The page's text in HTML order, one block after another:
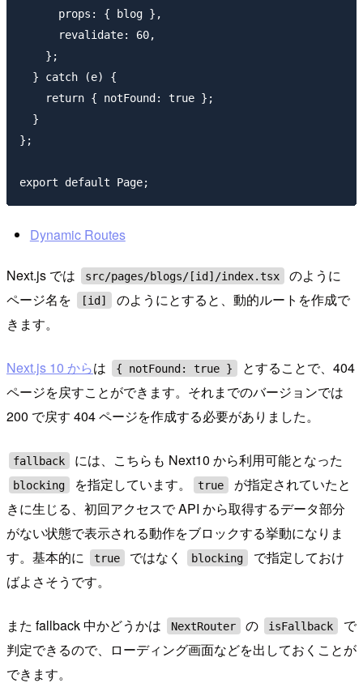
      props: { blog },
      revalidate: 60,
    };
  } catch (e) {
    return { notFound: true };
  }
};
Dynamic Routes
Next.js では src/pages/blogs/[id]/index.tsx
のように
ページ名を
[id]
のようにとすると、動的ルートを作成で
きます。
Next.js 10 からは { notFound: true }
とすることで、404
ページを戻すことができます。それまでのバージョンでは
200 で戻す 404 ページを作成する必要がありました。
fallback には、こちらも Next10 から利用可能となった
blocking を指定しています。 true
が指定されていたと
きに生じる、初回アクセスで API から取得するデータ部分
がない状態で表示される動作をブロックする挙動になりま
す。基本的に
true ではなく blocking
で指定しておけ
ばよさそうです。
また fallback 中かどうかは NextRouter の isFallback
で
判定できるので、ローディング画面などを出しておくことが
できます。